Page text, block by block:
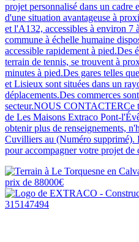
projet personnalisé dans un cadre
d'une situation avantageuse à
et l'A132, accessibles à environ 7
commune à échelle humaine
accessible rapidement à pied.Des
terrain de tennis, se trouvent à
minutes à pied.Des gares telles
et Lisieux sont situées dans un
déplacements.Des commerces
secteur.NOUS CONTACTERCe
de Les Maisons Extraco Pont-
obtenir plus de renseignements,
Cuvilliers au (Numéro supprimé).
pour accompagner votre projet de